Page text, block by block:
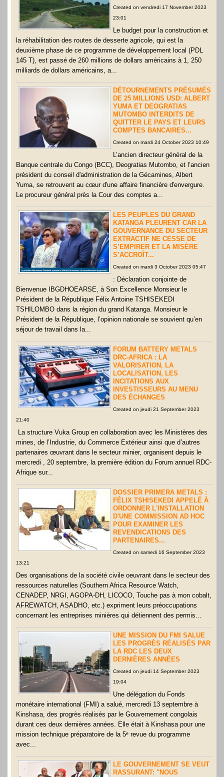
Created on vendredi 17 November 2023
23:01
Le budget pour la construction et
la réhabilitation des routes de desserte agricole, qui est la
deuxième phase de ce programme de développement local (PDL
145 T), est passé de 260 millions de dollars américains à 1, 250
milliards de dollars américains, a...
DÉTOURNEMENTS PRÉSUMÉS
DE 25 MILLIONS USD: ALBERT
YUMA ET DEOGRATIAS
MUTOMBO INTERDITS DE
QUITTER LE PAYS ET LEURS
COMPTES BANCAIRES...
Created on mardi 24 October 2023 10:49
L’ancien directeur général de la
Banque centrale du Congo (BCC), Deogratias Mutombo, et l’ancien
président du conseil d'administration de la Gécamines, Albert
Yuma, se retrouvent au cœur d'une affaire financière d'envergure.
Le procureur général près la Cour des comptes a...
LES PEUPLES DU GRAND
KATANGA PLEURENT CAR LA
GOUVERNANCE DU SECTEUR
EXTRACTIF NE CESSE DE
S’EMPIRER ET LA MISÈRE
S’ACCROÎT...
Created on mardi 3 October 2023 05:47
: Déclaration conjointe de
Bienvenue IBGDHOEARSE, à Son Excellence Monsieur le
Président de la République Félix Antoine TSHISEKEDI
TSHILOMBO dans la région du grand Katanga. Monsieur le
Président de la République, l’opinion nationale se souvient qu’en
séjour de travail dans la...
FORUM BATTERY METALS
DRC-AFRICA : LA
VALORISATION, LA
LOCALISATION, LES
INCITATIONS AUX
INVESTISSEURS AU MENU
DES ÉCHANGES
Created on jeudi 21 September 2023
21:40
La structure Vuka Group en collaboration avec les Ministères des
mines, de l’Industrie, du Commerce Extérieur ainsi que d’autres
partenaires œuvrant dans le secteur minier, organisent depuis le
mercredi , 20 septembre, la première édition du Forum annuel RDC-
Afrique sur...
DOSSIER PRIMERA METALS :
FÉLIX TSHISEKEDI APPELÉ À
ORDONNER L'INSTALLATION
D'UNE COMMISSION AD HOC
POUR EXAMINER LES
REVENDICATIONS DES
PARTENAIRES...
Created on samedi 16 September 2023
13:21
Des organisations de la société civile oeuvrant dans le secteur des
ressources naturelles (Southern Africa Resource Watch,
CENADEP, NRGI, AGOPA-DH, LICOCO, Touche pas à mon cobalt,
AFREWATCH, ASADHO, etc.) expriment leurs préoccupations
concernant les entreprises minières qui détiennent des permis...
UNE MISSION DU FMI SALUE
LES PROGRÈS RÉALISÉS PAR
LA RDC LES DEUX
DERNIÈRES ANNÉES
Created on jeudi 14 September 2023
19:04
Une délégation du Fonds
monétaire international (FMI) a salué, mercredi 13 septembre à
Kinshasa, des progrès réalisés par le Gouvernement congolais
durant ces deux dernières années. Elle était à Kinshasa pour une
mission technique préparatoire de la 5ᵉ revue du programme
avec...
LE GOUVERNEMENT SE VEUT
RASSURANT: "NOUS